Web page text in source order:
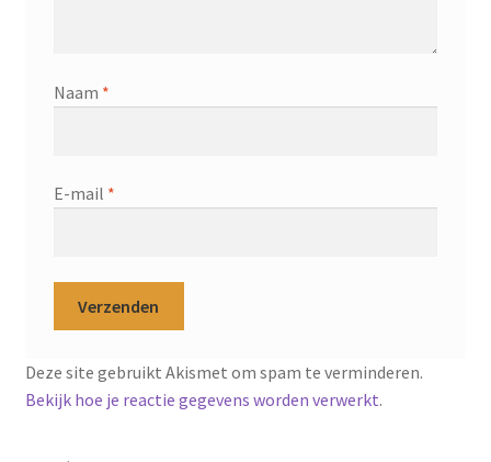
Naam *
E-mail *
Deze site gebruikt Akismet om spam te verminderen.
Bekijk hoe je reactie gegevens worden verwerkt.